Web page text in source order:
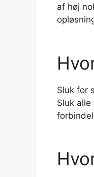
af høj
Sluk for
Sluk